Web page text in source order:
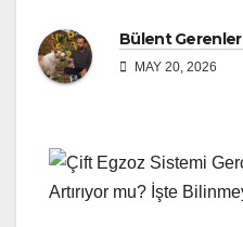
Bülent Gerenler
MAY 20, 2026